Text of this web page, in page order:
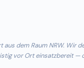
dem Raum NRW. Wir
vor Ort einsatzbereit —